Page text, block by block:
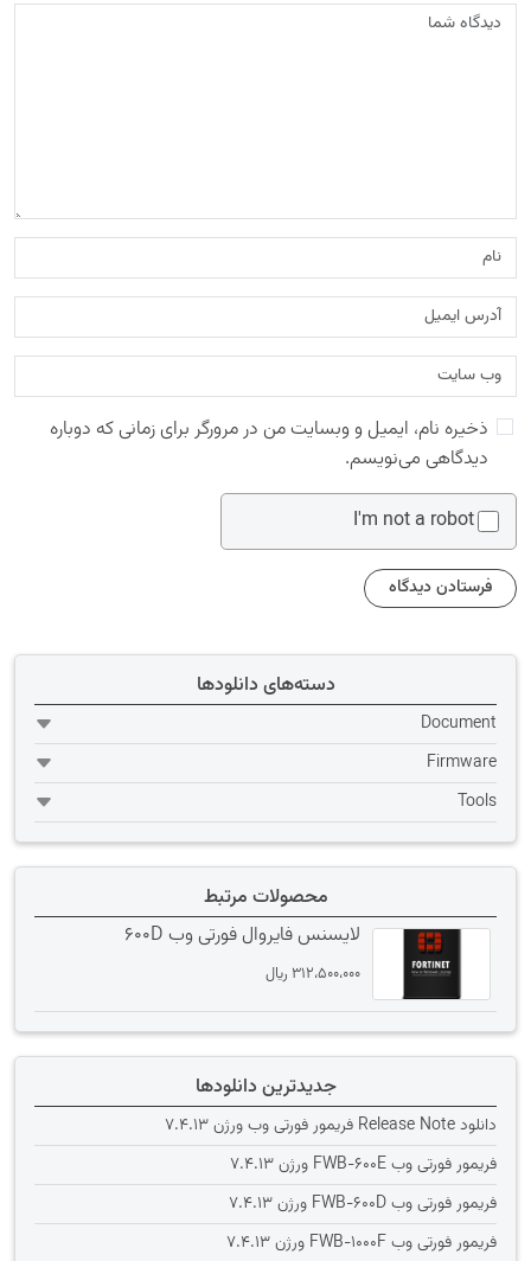
ذخیره نام، ایمیل و وبسایت من در مرورگر برای زمانی که دوباره
دیدگاهی می‌نویسم.
I'm not a robot
دسته‌های دانلودها
Document
Firmware
Tools
محصولات مرتبط
لایسنس فایروال فورتی وب 600D
312،500،000 ﷼
جدیدترین دانلودها
دانلود Release Note فریمور فورتی وب ورژن 7.4.13
فریمور فورتی وب FWB-600E ورژن 7.4.13
فریمور فورتی وب FWB-600D ورژن 7.4.13
فریمور فورتی وب FWB-1000F ورژن 7.4.13